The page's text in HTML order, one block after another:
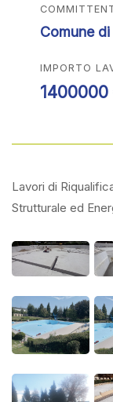
Comune
IMPORTO
1400000
Lavori di
Strutturale ed